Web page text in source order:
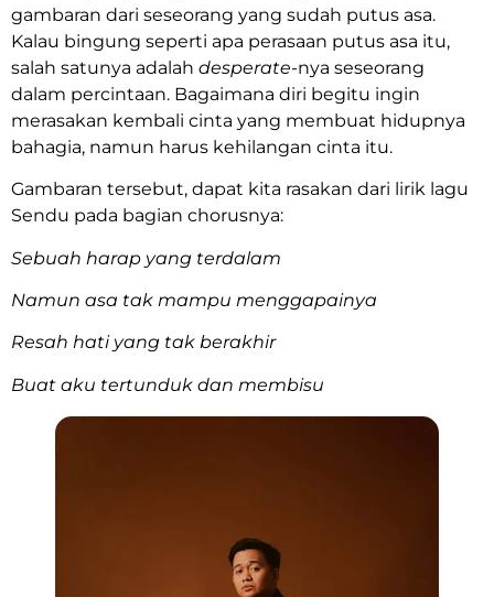
gambaran dari seseorang yang sudah putus asa.
Kalau bingung seperti apa perasaan putus asa itu,
salah satunya adalah desperate-nya seseorang
dalam percintaan. Bagaimana diri begitu ingin
merasakan kembali cinta yang membuat hidupnya
bahagia, namun harus kehilangan cinta itu.
Gambaran tersebut, dapat kita rasakan dari lirik lagu
Sendu pada bagian chorusnya:
Sebuah harap yang terdalam
Namun asa tak mampu menggapainya
Resah hati yang tak berakhir
Buat aku tertunduk dan membisu